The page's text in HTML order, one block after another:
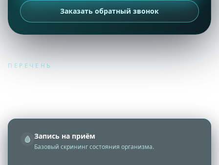
Заказать обратный звонок
ПЕРЕЧЕНЬ
🩸 Запись на приём
Базовый скрининг состояния организма.